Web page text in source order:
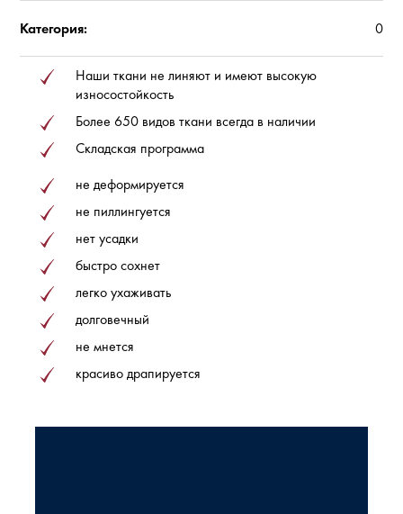
Категория: 0
Наши ткани не линяют и имеют высокую
износостойкость
Более 650 видов ткани всегда в наличии
Складская программа
не деформируется
не пиллингуется
нет усадки
быстро сохнет
легко ухаживать
долговечный
не мнется
красиво драпируется